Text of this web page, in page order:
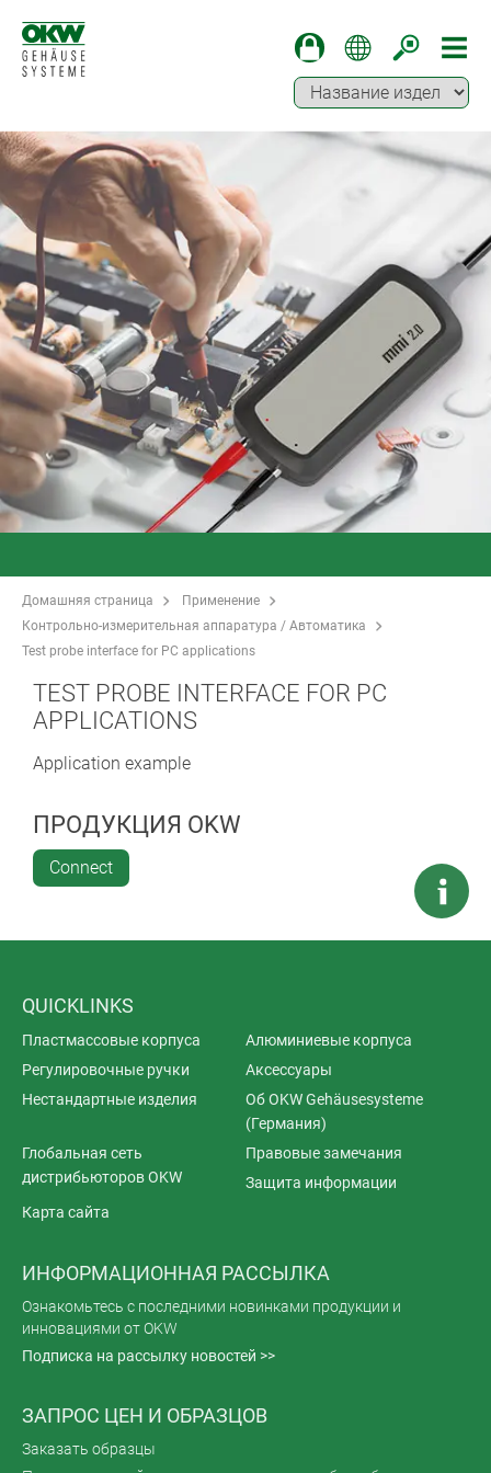
Домашняя страница
Применение
Контрольно-измерительная аппаратура / Автоматика
Test probe interface for PC applications
TEST PROBE INTERFACE FOR PC
APPLICATIONS
Application example
ПРОДУКЦИЯ OKW
Connect
QUICKLINKS
Пластмассовые корпуса
Алюминиевые корпуса
Регулировочные ручки
Аксессуары
Нестандартные изделия
Об OKW Gehäusesysteme
(Германия)
Глобальная сеть
дистрибьюторов OKW
Правовые замечания
Защита информации
Карта сайта
ИНФОРМАЦИОННАЯ РАССЫЛКА
Ознакомьтесь с последними новинками продукции и
инновациями от OKW
Подписка на рассылку новостей >>
ЗАПРОС ЦЕН И ОБРАЗЦОВ
Заказать образцы